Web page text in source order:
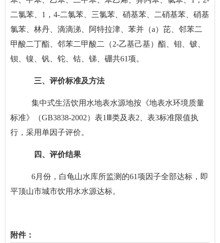
二氯苯、1，4-二氯苯、三氯苯、硝基苯、二硝基苯、硝基
氯苯、林丹、滴滴涕、阿特拉津、苯并（a）芘、邻苯二
甲酸二丁酯、邻苯二甲酸二（2-乙基己基）酯、钼、铍、
钡、镍、钒、铊、钴、锑、硼共61项。
三、评价标准及方法
集中式生活饮用水地表水源地按《地表水环境质量
标准》（GB3838-2002）表1Ⅲ类及表2、表3标准限值执
行，采用单因子评价。
四、评价结果
6月份，白龟山水库所监测的61项因子全部达标，即
平顶山市城市饮用水水源达标。
附件：